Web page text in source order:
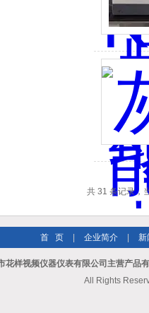
共 31 条记录
首 页 企业简介 新
花样视频仪器仪表有限公司主营产品
All Rights